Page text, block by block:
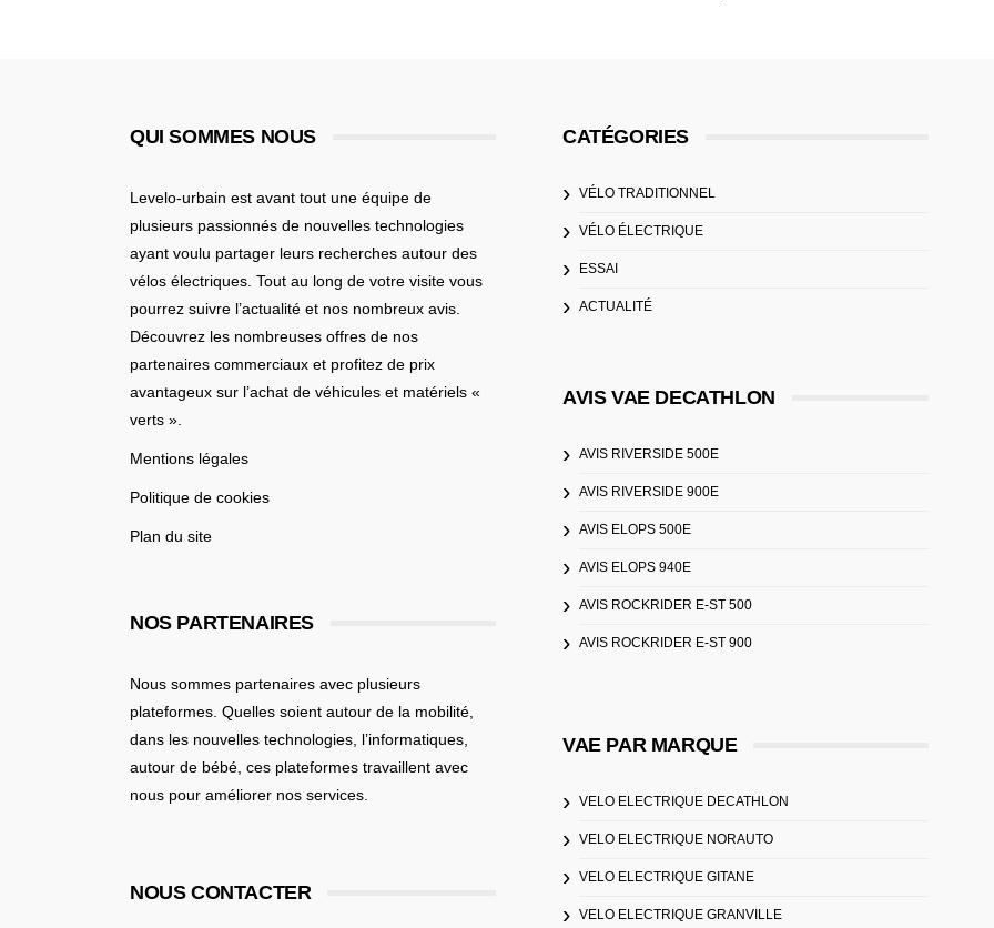
QUI SOMMES NOUS
Levelo-urbain est avant tout une équipe de
plusieurs passionnés de nouvelles technologies
ayant voulu partager leurs recherches autour des
vélos électriques. Tout au long de votre visite vous
pourrez suivre l’actualité et nos nombreux avis.
Découvrez les nombreuses offres de nos
partenaires commerciaux et profitez de prix
avantageux sur l’achat de véhicules et matériels «
verts ».
Mentions légales
Politique de cookies
Plan du site
NOS PARTENAIRES
Nous sommes partenaires avec plusieurs
plateformes. Quelles soient autour de la mobilité,
dans les nouvelles technologies, l’informatiques,
autour de bébé, ces plateformes travaillent avec
nous pour améliorer nos services.
NOUS CONTACTER
CATÉGORIES
VÉLO TRADITIONNEL
VÉLO ÉLECTRIQUE
ESSAI
ACTUALITÉ
AVIS VAE DECATHLON
AVIS RIVERSIDE 500E
AVIS RIVERSIDE 900E
AVIS ELOPS 500E
AVIS ELOPS 940E
AVIS ROCKRIDER E-ST 500
AVIS ROCKRIDER E-ST 900
VAE PAR MARQUE
VELO ELECTRIQUE DECATHLON
VELO ELECTRIQUE NORAUTO
VELO ELECTRIQUE GITANE
VELO ELECTRIQUE GRANVILLE